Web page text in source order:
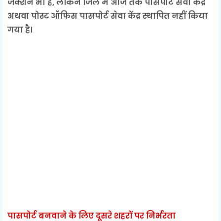
अथवा पोस्ट ऑफिस पासपोर्ट सेवा केंद्र स्थापित नहीं किया
गया है।
पासपोर्ट बनवाने के लिए दूसरे शहरों पर निर्भरता